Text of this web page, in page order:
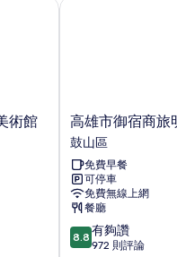
術館
高
雄
市
御
宿
商
旅
明
華
高雄市御宿商旅
鼓山區
免費早餐
可停車
免費無線上網
餐廳
8.8
分，
8.8 有夠讚
972 則評論